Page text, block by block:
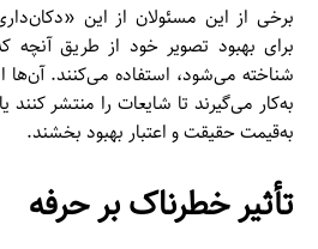
برخی از این مسئولان از این
برای بهبود تصویر خود از طریق آنچه
شناخته می‌شود، استفاده می‌کنند. آن‌ها
به‌کار می‌گیرند تا شایعات را منتشر
به‌قیمت حقیقت و اعتبار بهبود بخشند.
تأثیر خطرناک بر حرفه